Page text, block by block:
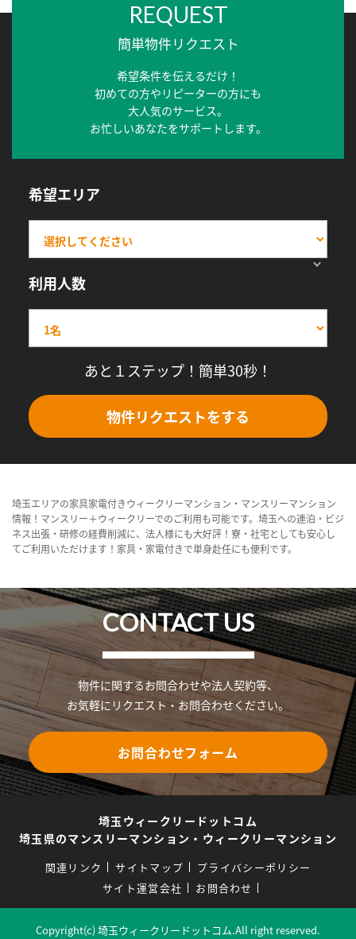
REQUEST
簡単物件リクエスト
希望条件を伝えるだけ！
初めての方やリピーターの方にも
大人気のサービス。
お忙しいあなたをサポートします。
希望エリア
利用人数
あと１ステップ！簡単30秒！
物件リクエストをする
埼玉エリアの家具家電付きウィークリーマンション・マンスリーマンション
情報！マンスリー＋ウィークリーでのご利用も可能です。埼玉への連泊・ビジ
ネス出張・研修の経費削減に、法人様にも大好評！寮・社宅としても安心し
てご利用いただけます！家具・家電付きで単身赴任にも便利です。
CONTACT US
物件に関するお問合わせや法人契約等、
お気軽にリクエスト・お問合わせください。
お問合わせフォーム
埼玉ウィークリードットコム
埼玉県のマンスリーマンション・ウィークリーマンション
関連リンク サイトマップ
プライバシーポリシー
サイト運営会社
お問合わせ
Copyright(c) 埼玉ウィークリードットコム.All right reserved.